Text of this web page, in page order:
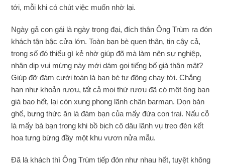
tới, mỗi khi có chút việc muốn nhờ lại.
Ngày gả con gái là ngày trọng đại, đích thân Ông Trùm ra đón
khách tận bậc cửa lớn. Toàn bạn bè quen thân, tin cậy cả,
trong số đó thiếu gì kẻ nhờ giúp đõ mà làm nên sự nghiệp,
nhân dịp vui mừng này mới dám gọi tiếng bố già thân mật?
Giúp đỡ đám cưới toàn là bạn bè tự động chạy tới. Chẳng
hạn như khoản rượu, tất cả mọi thứ rượu đã có một ông bạn
già bao hết, lại còn xung phong lãnh chân barman. Dọn bàn
ghế, bưng thức ăn là đám bạn của mấy đứa con trai. Nấu cỗ
là mấy bà bạn trong khi bồ bịch cô dâu lãnh vụ treo đèn kết
hoa tưng bừng đầy một khu vươn nửa mẫu.
Đã là khách thì Ông Trùm tiếp đón như nhau hết, tuyệt không